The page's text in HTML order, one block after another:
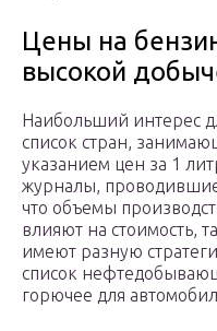
Цены на
высокой
Наибольший интерес
список стран,
указанием цен за 1
журналы,
что объемы
влияют на стоимость,
имеют разную
список
горючее для